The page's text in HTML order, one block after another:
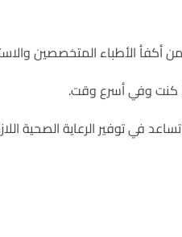
أكفأ الأطباء المتخصصين
كنت وفي أسرع وقت.
في توفير الرعاية الصحية